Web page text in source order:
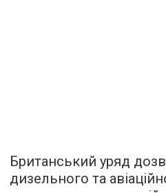
Британський уряд
дизельного та